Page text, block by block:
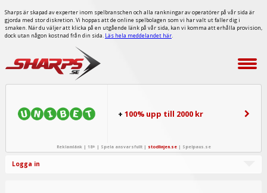
Sharps är skapad av experter inom spelbranschen och alla rankningar av operatörer på vår sida är
gjorda med stor diskretion. Vi hoppas att de online spelbolagen som vi har valt ut faller dig i
smaken. När du väljer att klicka på en utgående länk på vår sida, kan vi komma att erhålla provision,
dock utan någon kostnad från din sida. Läs hela meddelandet här.
+100% upp till 2000 kr
Reklamlänk | 18+ | Spela ansvarsfullt | stodlinjen.se| Spelpaus.se
Logga in